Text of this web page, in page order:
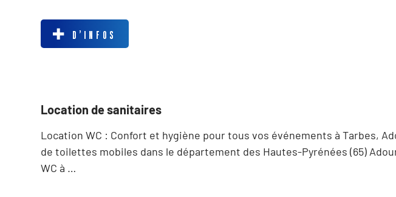
D’INFOS
Location de sanitaires
Location WC : Confort et hygiène pour tous vos événements à Tarbes,
de toilettes mobiles dans le département des Hautes-Pyrénées (65)
WC à …